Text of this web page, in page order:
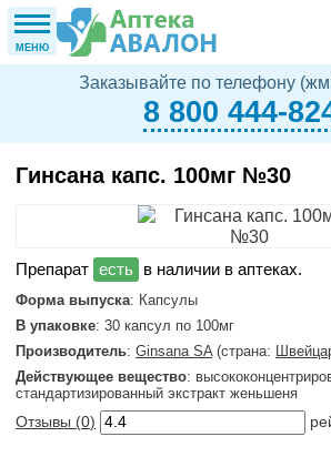
МЕНЮ
Заказывайте по телефону
8 800 444-
Гинсана капс. 100мг №30
в наличии в аптеках.
Форма выпуска: Капсулы
В упаковке: 30 капсул по 100мг
Производитель: Ginsana SA(страна:
Действующее вещество:
стандартизированный экстракт женьшеня
Отзывы (0)